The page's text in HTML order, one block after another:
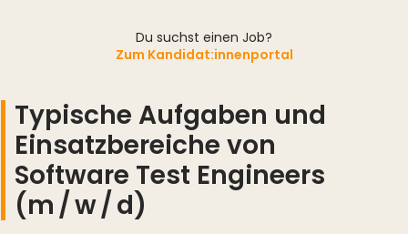
Du suchst einen Job?
Zum Kandidat:innenportal
Typische Aufgaben und
Einsatzbereiche von
Software Test Engineers
(m / w / d)